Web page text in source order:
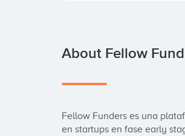
About Fellow
Fellow Funders es una
en startups en fase early